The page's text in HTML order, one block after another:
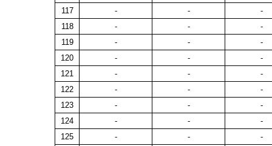
117
- -
-
118
- -
-
119
- -
-
120
- -
-
121
- -
-
122
- -
-
123
- -
-
124
- -
-
125
- -
-